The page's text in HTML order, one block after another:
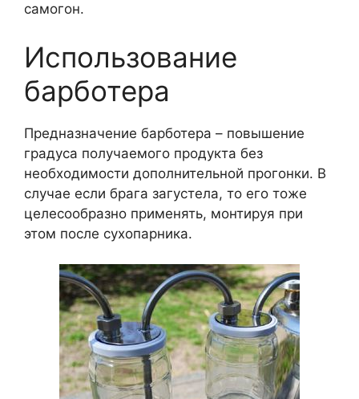
самогон.
Использование
барботера
Предназначение барботера – повышение
градуса получаемого продукта без
необходимости дополнительной прогонки. В
случае если брага загустела, то его тоже
целесообразно применять, монтируя при
этом после сухопарника.